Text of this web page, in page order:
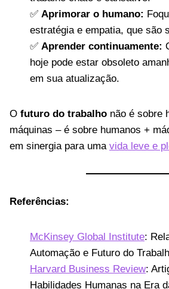
✅ Aprimorar o humano:
estratégia e empatia, que são
✅ Aprender continuamente:
hoje pode estar obsoleto
em sua atualização.
O futuro do trabalho não é sobre
máquinas – é sobre humanos +
em sinergia para uma vida leve e
Referências:
McKinsey Global Institute:
Automação e Futuro do
Harvard Business Review:
Habilidades Humanas na Era